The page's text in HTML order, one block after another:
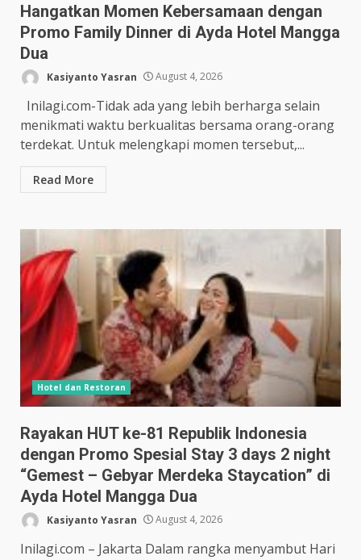
Hangatkan Momen Kebersamaan dengan
Promo Family Dinner di Ayda Hotel Mangga
Dua
Kasiyanto Yasran August 4, 2026
Inilagi.com-Tidak ada yang lebih berharga selain
menikmati waktu berkualitas bersama orang-orang
terdekat. Untuk melengkapi momen tersebut,...
Read More
Hotel dan Restoran
Rayakan HUT ke-81 Republik Indonesia
dengan Promo Spesial Stay 3 days 2 night
“Gemest – Gebyar Merdeka Staycation” di
Ayda Hotel Mangga Dua
Kasiyanto Yasran August 4, 2026
Inilagi.com – Jakarta Dalam rangka menyambut Hari